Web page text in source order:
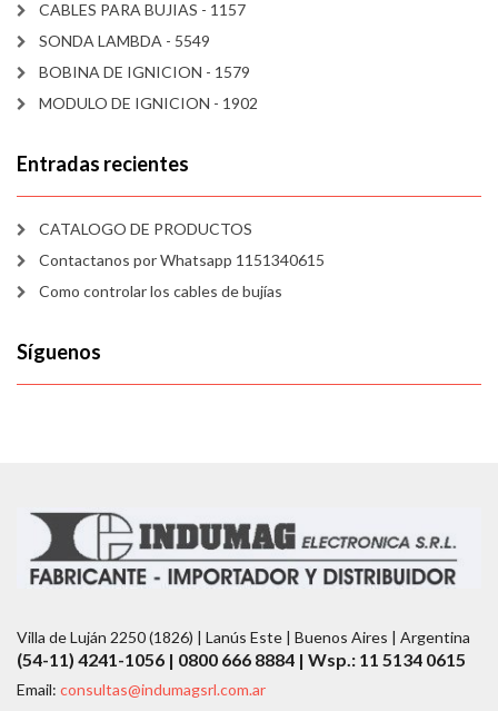
CABLES PARA BUJIAS - 1157
SONDA LAMBDA - 5549
BOBINA DE IGNICION - 1579
MODULO DE IGNICION - 1902
Entradas recientes
CATALOGO DE PRODUCTOS
Contactanos por Whatsapp 1151340615
Como controlar los cables de bujías
Síguenos
Villa de Luján 2250 (1826) | Lanús Este | Buenos Aires | Argentina
(54-11) 4241-1056 | 0800 666 8884 | Wsp.: 11 5134 0615
Email: consultas@indumagsrl.com.ar